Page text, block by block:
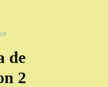
de
2